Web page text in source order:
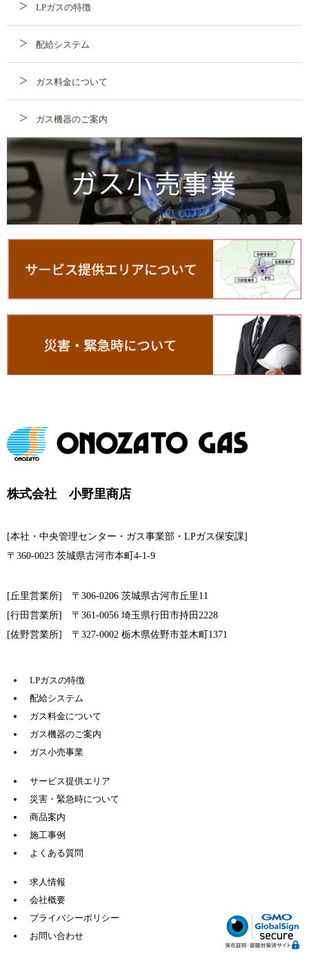
LPガスの特徴
配給システム
ガス料金について
ガス機器のご案内
株式会社 小野里商店
[本社・中央管理センター・ガス事業部・LPガス保安課]
〒360-0023 茨城県古河市本町4-1-9
[丘里営業所] 〒306-0206 茨城県古河市丘里11
[行田営業所] 〒361-0056 埼玉県行田市持田2228
[佐野営業所] 〒327-0002 栃木県佐野市並木町1371
LPガスの特徴
配給システム
ガス料金について
ガス機器のご案内
ガス小売事業
サービス提供エリア
災害・緊急時について
商品案内
施工事例
よくある質問
求人情報
会社概要
プライバシーポリシー
お問い合わせ